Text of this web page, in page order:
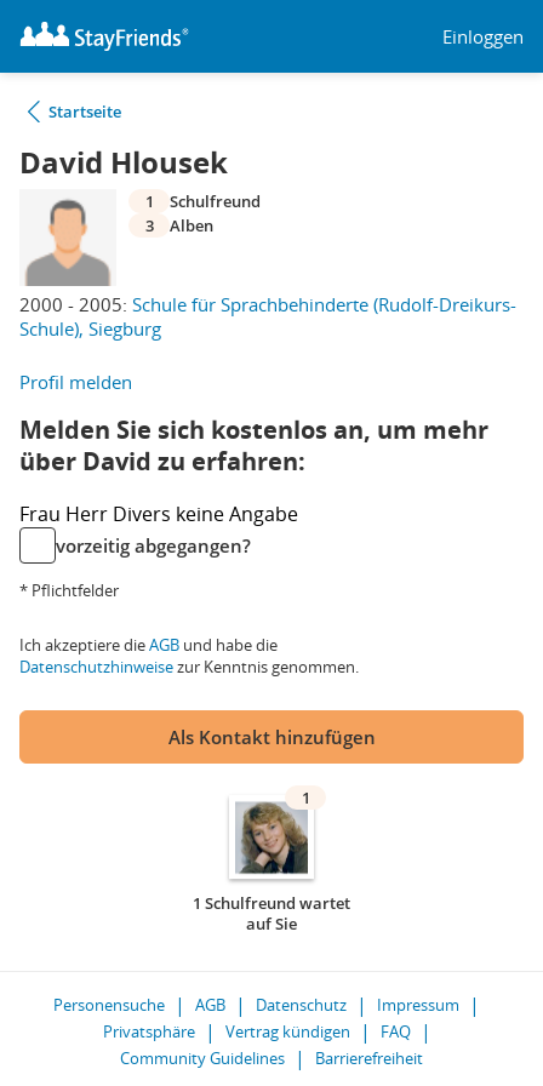
Einloggen
Startseite
David Hlousek
2000 - 2005: Schule für Sprachbehinderte (Rudolf-Dreikurs-
Schule), Siegburg
1
Schulfreund
3
Alben
Profil melden
Melden Sie sich kostenlos an, um mehr
über David zu erfahren:
Frau Herr Divers keine Angabe
vorzeitig abgegangen?
* Pflichtfelder
Ich akzeptiere dieAGB und habe die
Datenschutzhinweisezur Kenntnis genommen.
Als Kontakt hinzufügen
1
1 Schulfreund wartet
auf Sie
Personensuche AGB Datenschutz
Impressum
Privatsphäre
Vertrag kündigen
FAQ
Community Guidelines
Barrierefreiheit